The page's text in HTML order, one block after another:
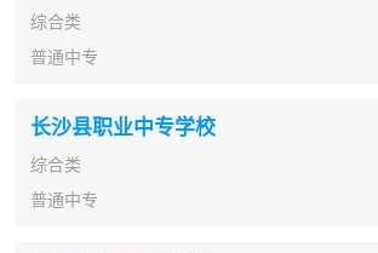
综合类
普通中专
长沙县职业中专学校
综合类
普通中专